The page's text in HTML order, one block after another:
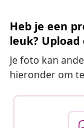
Heb je een
leuk?
Je foto kan
hieronder om